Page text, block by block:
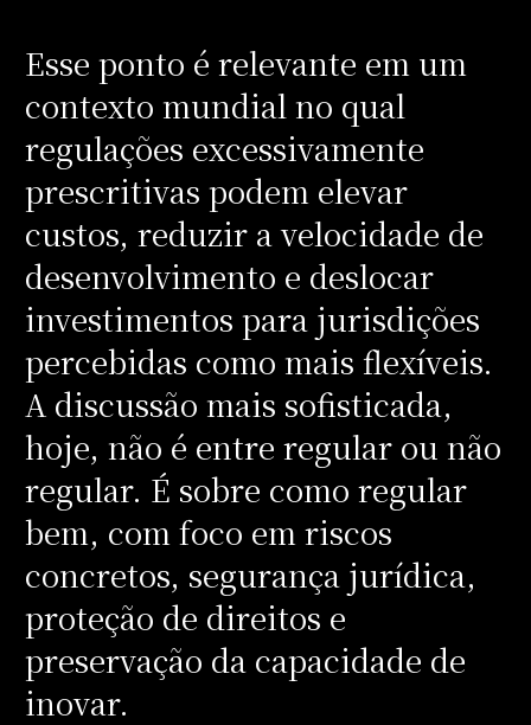
Esse ponto é relevante em um
contexto mundial no qual
regulações excessivamente
prescritivas podem elevar
custos, reduzir a velocidade de
desenvolvimento e deslocar
investimentos para jurisdições
percebidas como mais flexíveis.
A discussão mais sofisticada,
hoje, não é entre regular ou não
regular. É sobre como regular
bem, com foco em riscos
concretos, segurança jurídica,
proteção de direitos e
preservação da capacidade de
inovar.